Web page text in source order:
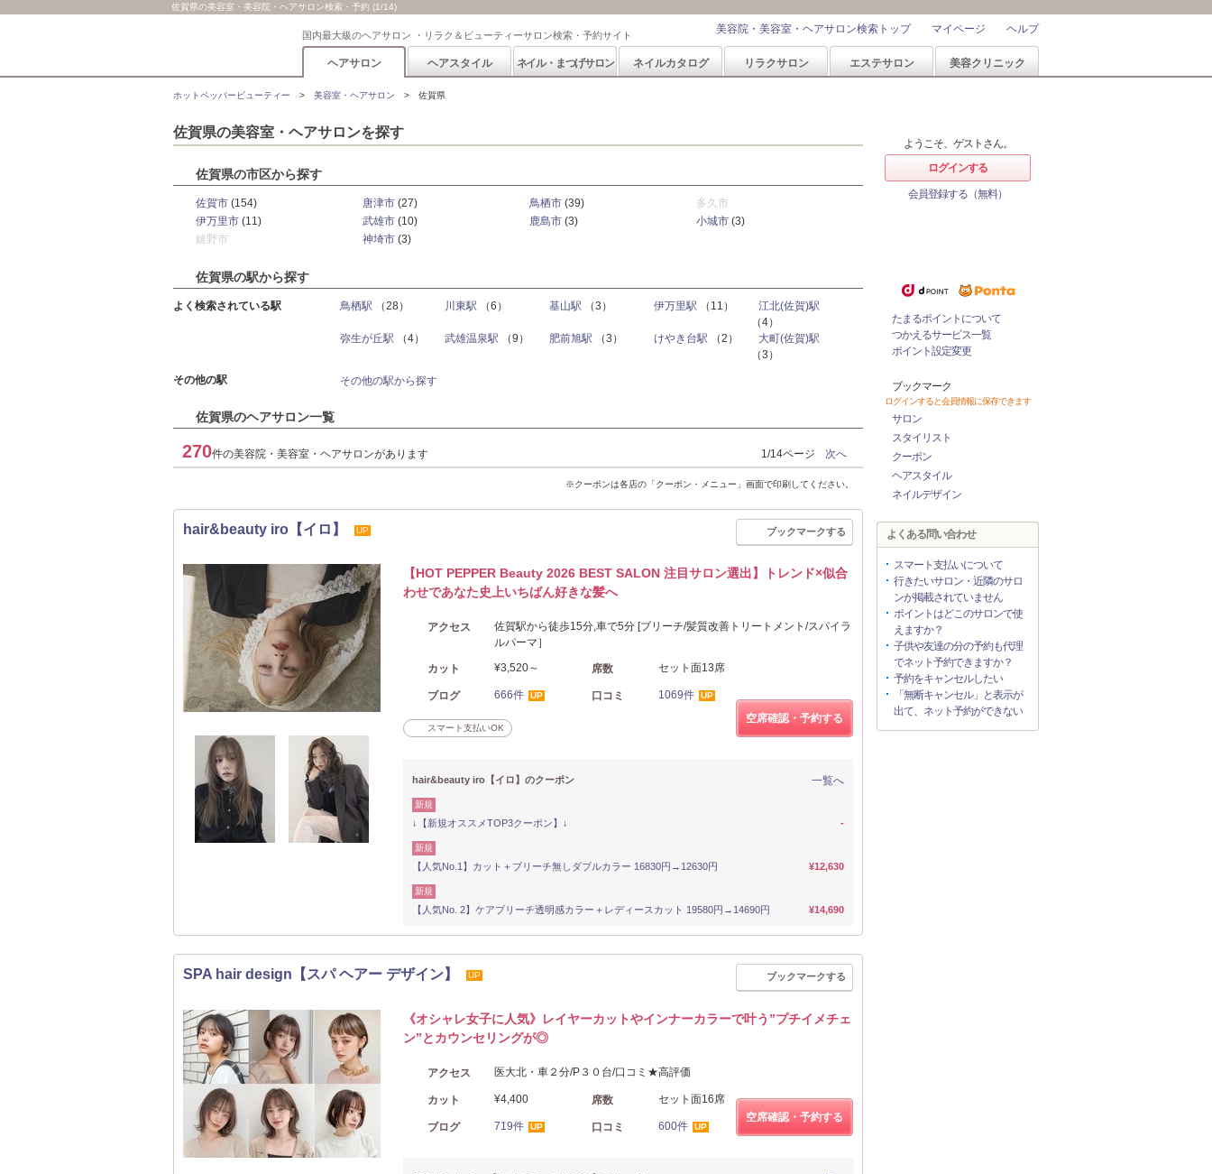
佐賀県の美容室・美容院・ヘアサロン検索・予約 (1/14)
国内最大級のヘアサロン ・リラク＆ビューティーサロン検索・予約サイト ヘルプ
マイページ
美容院・美容室・ヘアサロン検索トップ
ヘアサロン ヘアスタイル ネイル・まつげサロン ネイルカタログ リラクサロン エステサロン 美容クリニック
ホットペッパービューティー 美容室・ヘアサロン 佐賀県
佐賀県の美容室・ヘアサロンを探す
佐賀県の市区から探す
佐賀市 (154) 唐津市 (27) 鳥栖市 (39)
多久市
伊万里市 (11) 武雄市 (10) 鹿島市 (3) 小城市 (3)
嬉野市
神埼市 (3)
佐賀県の駅から探す
よく検索されている駅 鳥栖駅 （28） 川東駅 （6） 基山駅 （3） 伊万里駅 （11）
江北(佐賀)駅
（4）
弥生が丘駅
（4） 武雄温泉駅 （9） 肥前旭駅 （3） けやき台駅 （2）
大町(佐賀)駅
（3）
その他の駅
その他の駅から探す
佐賀県のヘアサロン一覧
270件の美容院・美容室・ヘアサロンがあります 1/14ページ 次へ
※クーポンは各店の「クーポン・メニュー」画面で印刷してください。
hair&beauty iro【イロ】 UP ブックマークする
【HOT PEPPER Beauty 2026 BEST SALON 注目サロン選出】トレンド×似合
わせであなた史上いちばん好きな髪へ
アクセス
佐賀駅から徒歩15分,車で5分 [ブリーチ/髪質改善トリートメント/スパイラ
ルパーマ］
カット ¥3,520～ 席数 セット面13席
ブログ 666件 UP 口コミ 1069件 UP
スマート支払いOK
空席確認・予約する
hair&beauty iro【イロ】のクーポン 一覧へ
新規
↓【新規オススメTOP3クーポン】↓ -
新規
【人気No.1】カット＋ブリーチ無しダブルカラー 16830円→12630円 ¥12,630
新規
【人気No. 2】ケアブリーチ透明感カラー＋レディースカット 19580円→14690円 ¥14,690
SPA hair design【スパ ヘアー デザイン】 UP ブックマークする
《オシャレ女子に人気》レイヤーカットやインナーカラーで叶う”プチイメチェ
ン”とカウンセリングが◎
アクセス 医大北・車２分/P３０台/口コミ★高評価
カット ¥4,400 席数 セット面16席
ブログ 719件 UP 口コミ 600件 UP
空席確認・予約する
ようこそ、ゲストさん。
ログインする
会員登録する（無料）
たまるポイントについて
つかえるサービス一覧
ポイント設定変更
ブックマーク
ログインすると会員情報に保存できます
サロン
スタイリスト
クーポン
ヘアスタイル
ネイルデザイン
よくある問い合わせ
スマート支払いについて
行きたいサロン・近隣のサロ
ンが掲載されていません
ポイントはどこのサロンで使
えますか？
子供や友達の分の予約も代理
でネット予約できますか？
予約をキャンセルしたい
「無断キャンセル」と表示が
出て、ネット予約ができない